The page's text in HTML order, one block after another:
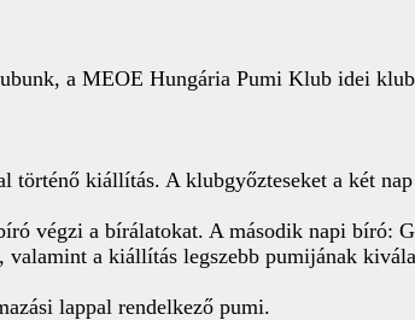
a MEOE Hungária Pumi Klub idei
történő kiállítás. A klubgyőzteseket a két
végzi a bírálatokat. A második napi bíró:
a kiállítás legszebb pumijának
lappal rendelkező pumi.